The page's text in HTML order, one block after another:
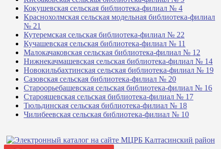
Кокушевская сельская библиотека-филиал № 4
Краснохолмская сельская модельная библиотека-филиал
№ 21
Кутеремская сельская библиотека-филиал № 22
Кучашевская сельская библиотека-филиал № 11
Малокачаковская сельская библиотека-филиал № 12
Нижнекачмашевская сельская библиотека-филиал № 14
Новокильбахтинская сельская библиотека-филиал № 19
Сазовская сельская библиотека-филиал № 20
Староорьебашевская сельская библиотека-филиал № 16
Старояшевская сельская библиотека-филиал № 17
Тюльдинская сельская библиотека-филиал № 18
Чилибеевская сельская библиотека-филиал № 10